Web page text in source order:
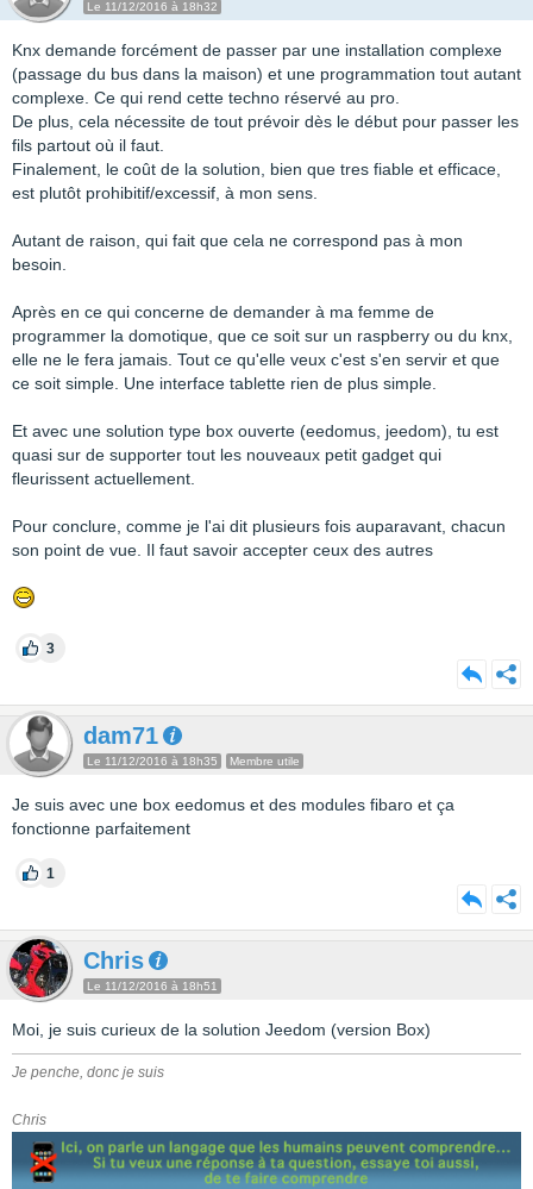
Le 11/12/2016 à 18h32
Knx demande forcément de passer par une installation complexe
(passage du bus dans la maison) et une programmation tout autant
complexe. Ce qui rend cette techno réservé au pro.
De plus, cela nécessite de tout prévoir dès le début pour passer les
fils partout où il faut.
Finalement, le coût de la solution, bien que tres fiable et efficace,
est plutôt prohibitif/excessif, à mon sens.
Autant de raison, qui fait que cela ne correspond pas à mon
besoin.
Après en ce qui concerne de demander à ma femme de
programmer la domotique, que ce soit sur un raspberry ou du knx,
elle ne le fera jamais. Tout ce qu'elle veux c'est s'en servir et que
ce soit simple. Une interface tablette rien de plus simple.
Et avec une solution type box ouverte (eedomus, jeedom), tu est
quasi sur de supporter tout les nouveaux petit gadget qui
fleurissent actuellement.
Pour conclure, comme je l'ai dit plusieurs fois auparavant, chacun
son point de vue. Il faut savoir accepter ceux des autres
3
dam71
Le 11/12/2016 à 18h35 Membre utile
Je suis avec une box eedomus et des modules fibaro et ça
fonctionne parfaitement
1
Chris
Le 11/12/2016 à 18h51
Moi, je suis curieux de la solution Jeedom (version Box)
Je penche, donc je suis
Chris